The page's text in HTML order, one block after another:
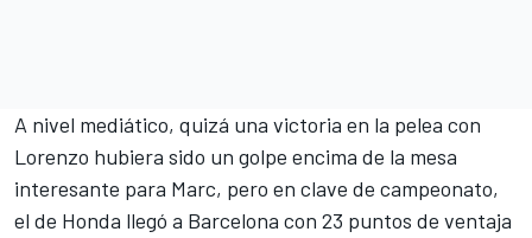
A nivel mediático, quizá una victoria en la pelea con
Lorenzo hubiera sido un golpe encima de la mesa
interesante para Marc, pero en clave de campeonato,
el de Honda llegó a Barcelona con 23 puntos de ventaja